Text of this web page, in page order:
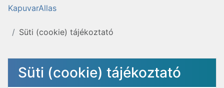
KapuvarAllas
Süti (cookie) tájékoztató
Süti (cookie) tájékoztató